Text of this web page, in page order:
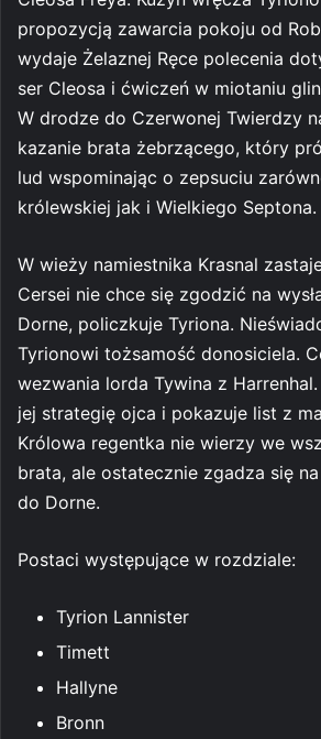
propozycją zawarcia pokoju od
wydaje Żelaznej Ręce polecenia
ser Cleosa i ćwiczeń w miotaniu
W drodze do Czerwonej Twierdzy
kazanie brata żebrzącego, który
lud wspominając o zepsuciu
królewskiej jak i Wielkiego Septona.
W wieży namiestnika Krasnal
Cersei nie chce się zgodzić na
Dorne, policzkuje Tyriona.
Tyrionowi tożsamość donosiciela.
wezwania lorda Tywina z Harrenhal.
jej strategię ojca i pokazuje list z
Królowa regentka nie wierzy we
brata, ale ostatecznie zgadza się
do Dorne.
Postaci występujące w rozdziale:
Tyrion Lannister
Timett
Hallyne
Bronn